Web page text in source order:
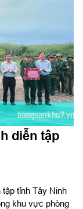
diễn tập
tỉnh Tây Ninh
khu vực phòng